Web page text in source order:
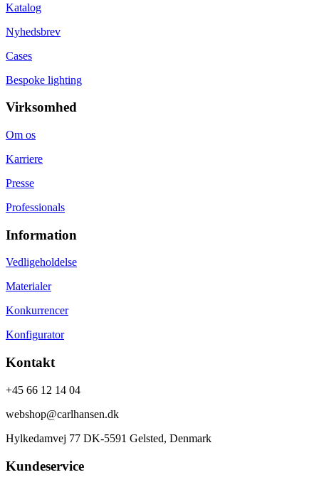
Katalog
Nyhedsbrev
Cases
Bespoke lighting
Virksomhed
Om os
Karriere
Presse
Professionals
Information
Vedligeholdelse
Materialer
Konkurrencer
Konfigurator
Kontakt
+45 66 12 14 04
webshop@carlhansen.dk
Hylkedamvej 77 DK-5591 Gelsted, Denmark
Kundeservice